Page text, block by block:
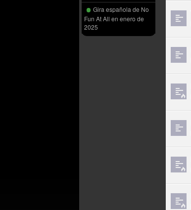
Gira española de No
Fun At All en enero de
2025